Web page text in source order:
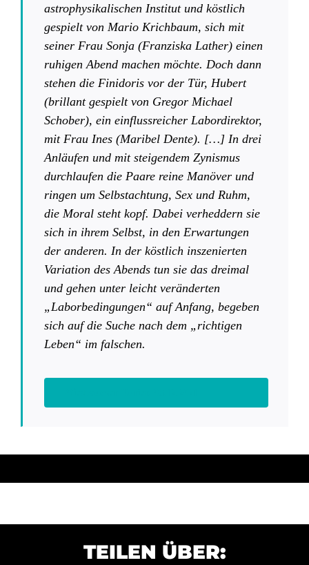
astrophysikalischen Institut und köstlich
gespielt von Mario Krichbaum, sich mit
seiner Frau Sonja (Franziska Lather) einen
ruhigen Abend machen möchte. Doch dann
stehen die Finidoris vor der Tür, Hubert
(brillant gespielt von Gregor Michael
Schober), ein einflussreicher Labordirektor,
mit Frau Ines (Maribel Dente). […] In drei
Anläufen und mit steigendem Zynismus
durchlaufen die Paare reine Manöver und
ringen um Selbstachtung, Sex und Ruhm,
die Moral steht kopf. Dabei verheddern sie
sich in ihrem Selbst, in den Erwartungen
der anderen. In der köstlich inszenierten
Variation des Abends tun sie das dreimal
und gehen unter leicht veränderten
„Laborbedingungen“ auf Anfang, begeben
sich auf die Suche nach dem „richtigen
Leben“ im falschen.
TEILEN ÜBER: